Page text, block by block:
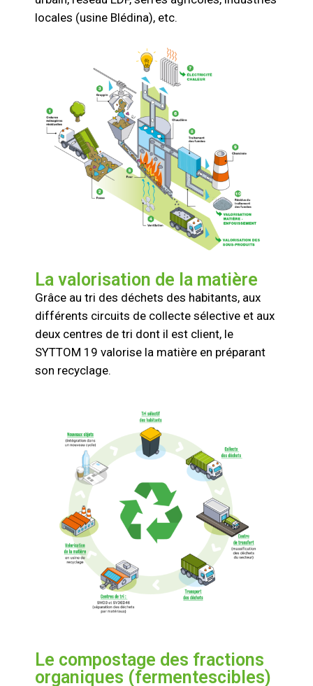
locales (usine Blédina), etc.
La valorisation de la matière
Grâce au tri des déchets des habitants, aux
différents circuits de collecte sélective et aux
deux centres de tri dont il est client, le
SYTTOM 19 valorise la matière en préparant
son recyclage.
Le compostage des fractions
organiques (fermentescibles)